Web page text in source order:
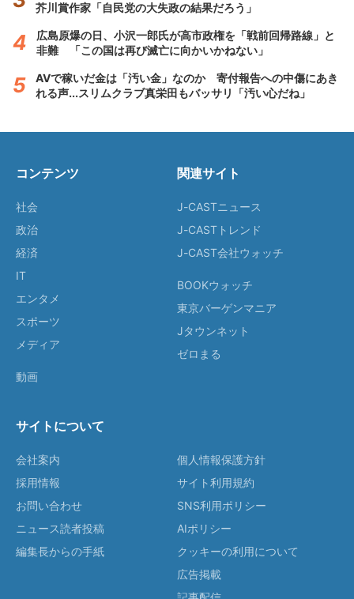
芥川賞作家「自民党の大失政の結果だろう」
広島原爆の日、小沢一郎氏が高市政権を「戦前回帰路線」と
非難 「この国は再び滅亡に向かいかねない」
AVで稼いだ金は「汚い金」なのか 寄付報告への中傷にあき
れる声...スリムクラブ真栄田もバッサリ「汚い心だね」
コンテンツ
社会
政治
経済
IT
エンタメ
スポーツ
メディア
動画
関連サイト
J-CASTニュース
J-CASTトレンド
J-CAST会社ウォッチ
BOOKウォッチ
東京バーゲンマニア
Jタウンネット
ゼロまる
サイトについて
会社案内
採用情報
お問い合わせ
ニュース読者投稿
編集長からの手紙
個人情報保護方針
サイト利用規約
SNS利用ポリシー
AIポリシー
クッキーの利用について
広告掲載